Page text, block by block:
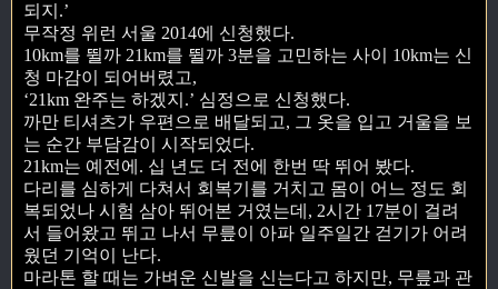
되지.’
무작정 위런 서울 2014에 신청했다.
10km를 뛸까 21km를 뛸까 3분을 고민하는 사이 10km는 신
청 마감이 되어버렸고,
‘21km 완주는 하겠지.’ 심정으로 신청했다.
까만 티셔츠가 우편으로 배달되고, 그 옷을 입고 거울을 보
는 순간 부담감이 시작되었다.
21km는 예전에. 십 년도 더 전에 한번 딱 뛰어 봤다.
다리를 심하게 다쳐서 회복기를 거치고 몸이 어느 정도 회
복되었나 시험 삼아 뛰어본 거였는데, 2시간 17분이 걸려
서 들어왔고 뛰고 나서 무릎이 아파 일주일간 걷기가 어려
웠던 기억이 난다.
마라톤 할 때는 가벼운 신발을 신는다고 하지만, 무릎과 관